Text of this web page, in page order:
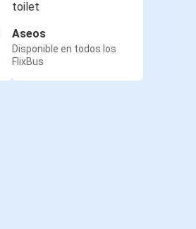
Aseos
Disponible en todos los
FlixBus